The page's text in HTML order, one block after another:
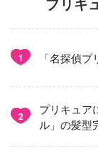
1 「名探偵
2
プリキュ
ル」の髪型